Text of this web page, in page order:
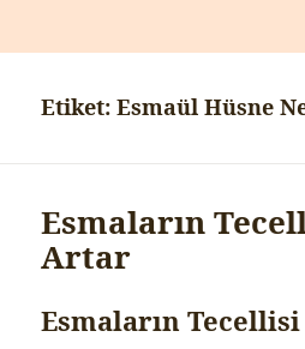
Etiket:Esmaül Hüsne
Esmaların
Artar
Esmaların